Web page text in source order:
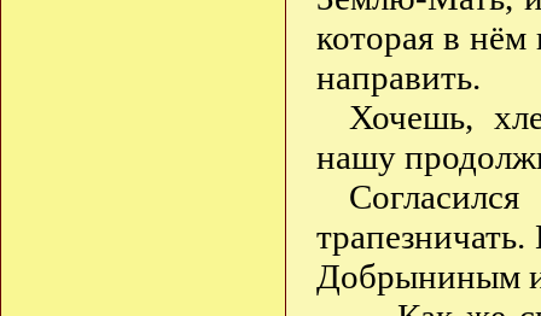
которая в нём
направить.
Хочешь,
нашу
Добрыниным